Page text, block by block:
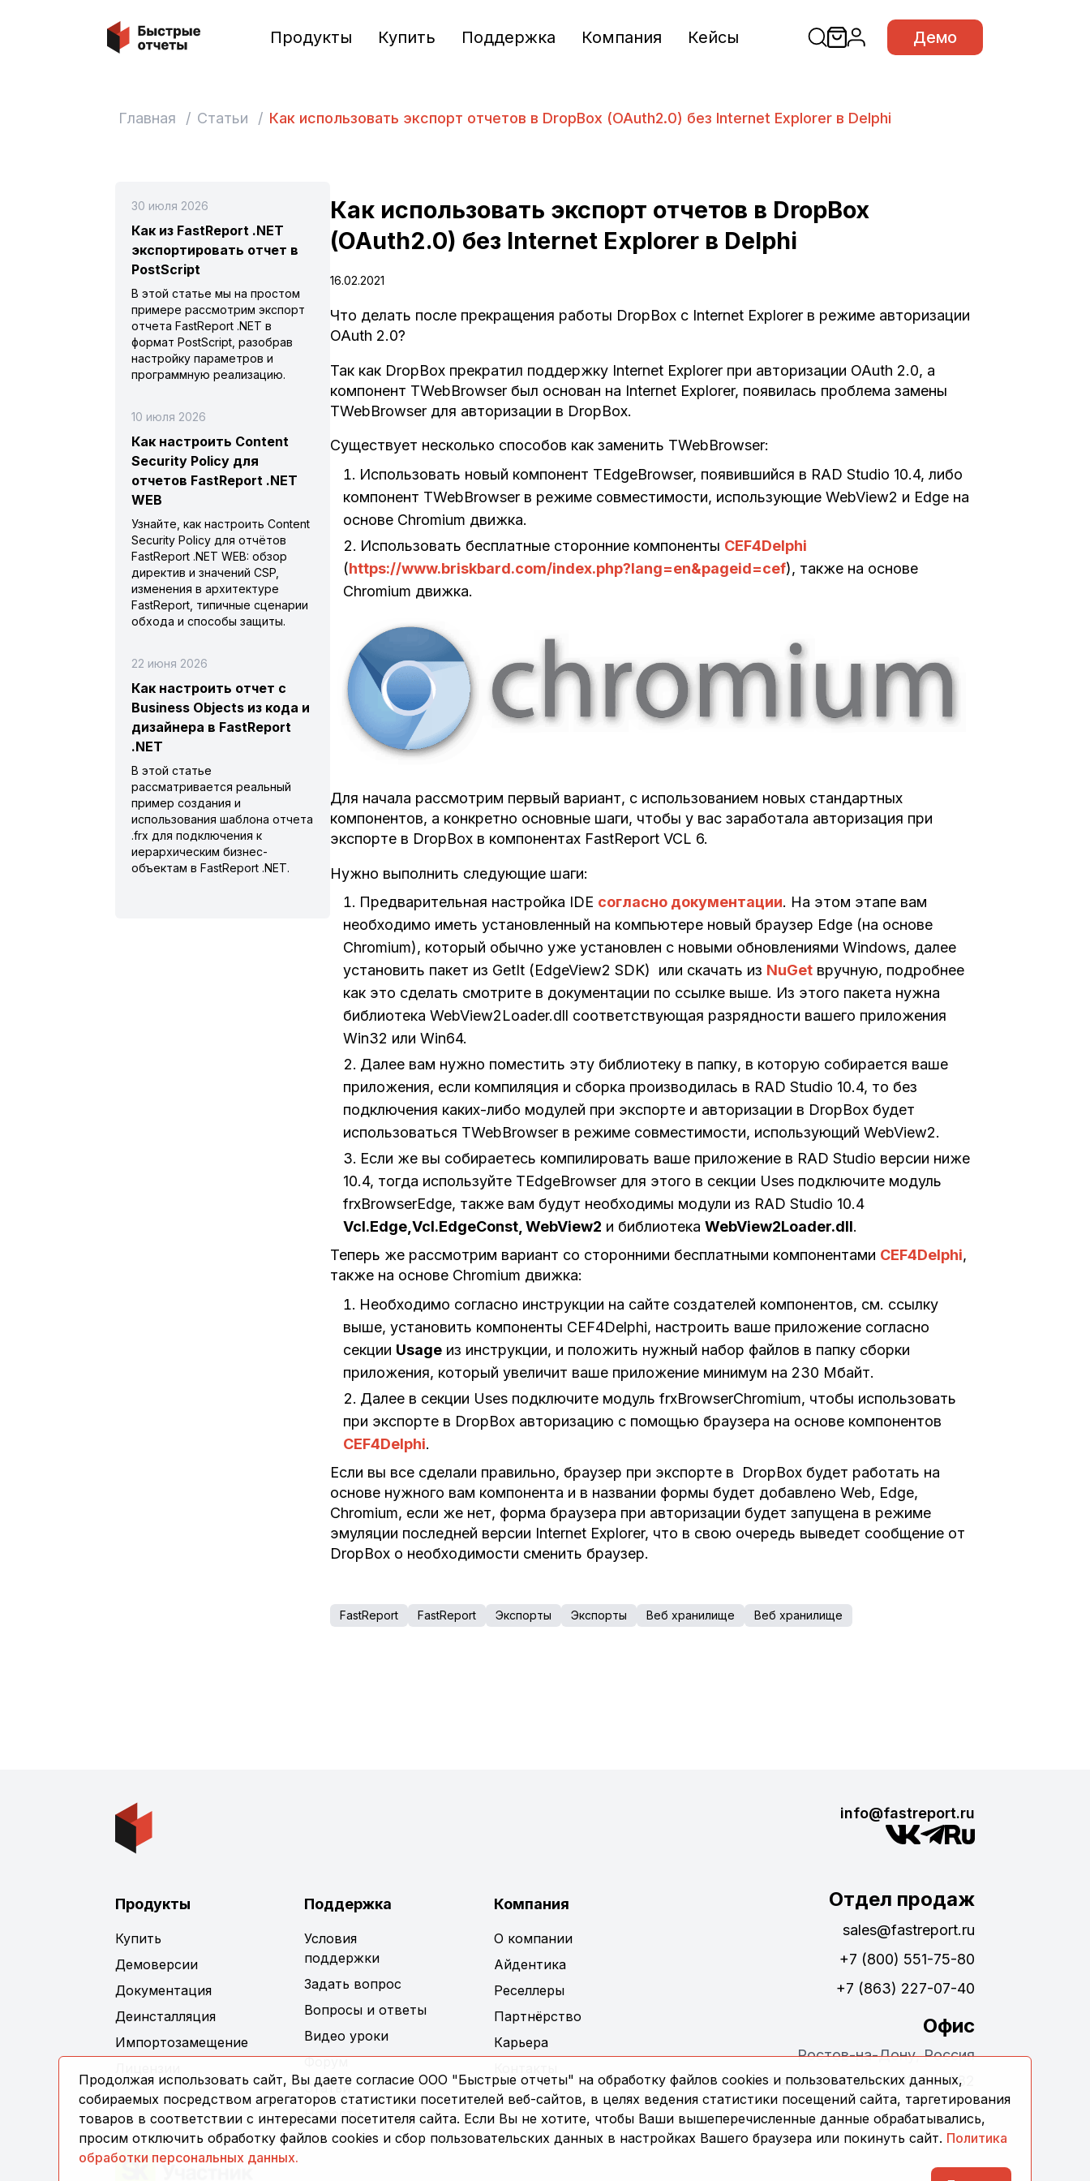
Быстрые отчеты Продукты Купить Поддержка Компания Кейсы Демо
Главная / Статьи / Как использовать экспорт отчетов в DropBox (OAuth2.0) без Internet Explorer в Delphi
Как использовать экспорт отчетов в DropBox
(OAuth2.0) без Internet Explorer в Delphi
16.02.2021
Что делать после прекращения работы DropBox с Internet Explorer в режиме авторизации
OAuth 2.0?
Так как DropBox прекратил поддержку Internet Explorer при авторизации OAuth 2.0, а
компонент TWebBrowser был основан на Internet Explorer, появилась проблема замены
TWebBrowser для авторизации в DropBox.
Существует несколько способов как заменить TWebBrowser:
Использовать новый компонент TEdgeBrowser, появившийся в RAD Studio 10.4, либо
компонент TWebBrowser в режиме совместимости, использующие WebView2 и Edge на
основе Chromium движка.
Использовать бесплатные сторонние компоненты CEF4Delphi
(https://www.briskbard.com/index.php?lang=en&pageid=cef), также на основе
Chromium движка.
Для начала рассмотрим первый вариант, с использованием новых стандартных
компонентов, а конкретно основные шаги, чтобы у вас заработала авторизация при
экспорте в DropBox в компонентах FastReport VCL 6.
Нужно выполнить следующие шаги:
Предварительная настройка IDE согласно документации. На этом этапе вам
необходимо иметь установленный на компьютере новый браузер Edge (на основе
Chromium), который обычно уже установлен с новыми обновлениями Windows, далее
установить пакет из GetIt (EdgeView2 SDK) или скачать из NuGet вручную, подробнее
как это сделать смотрите в документации по ссылке выше. Из этого пакета нужна
библиотека WebView2Loader.dll соответствующая разрядности вашего приложения
Win32 или Win64.
Далее вам нужно поместить эту библиотеку в папку, в которую собирается ваше
приложения, если компиляция и сборка производилась в RAD Studio 10.4, то без
подключения каких-либо модулей при экспорте и авторизации в DropBox будет
использоваться TWebBrowser в режиме совместимости, использующий WebView2.
Если же вы собираетесь компилировать ваше приложение в RAD Studio версии ниже
10.4, тогда используйте TEdgeBrowser для этого в секции Uses подключите модуль
frxBrowserEdge, также вам будут необходимы модули из RAD Studio 10.4
Vcl.Edge,Vcl.EdgeConst, WebView2 и библиотека WebView2Loader.dll.
Теперь же рассмотрим вариант со сторонними бесплатными компонентами CEF4Delphi,
также на основе Chromium движка:
Необходимо согласно инструкции на сайте создателей компонентов, см. ссылку
выше, установить компоненты CEF4Delphi, настроить ваше приложение согласно
секции Usage из инструкции, и положить нужный набор файлов в папку сборки
приложения, который увеличит ваше приложение минимум на 230 Мбайт.
Далее в секции Uses подключите модуль frxBrowserChromium, чтобы использовать
при экспорте в DropBox авторизацию с помощью браузера на основе компонентов
CEF4Delphi.
Если вы все сделали правильно, браузер при экспорте в DropBox будет работать на
основе нужного вам компонента и в названии формы будет добавлено Web, Edge,
Chromium, если же нет, форма браузера при авторизации будет запущена в режиме
эмуляции последней версии Internet Explorer, что в свою очередь выведет сообщение от
DropBox о необходимости сменить браузер.
FastReport FastReport Экспорты Экспорты Веб хранилище Веб хранилище
30 июля 2026
Как из FastReport .NET
экспортировать отчет в
PostScript
В этой статье мы на простом
примере рассмотрим экспорт
отчета FastReport .NET в
формат PostScript, разобрав
настройку параметров и
программную реализацию.
10 июля 2026
Как настроить Content
Security Policy для
отчетов FastReport .NET
WEB
Узнайте, как настроить Content
Security Policy для отчётов
FastReport .NET WEB: обзор
директив и значений CSP,
изменения в архитектуре
FastReport, типичные сценарии
обхода и способы защиты.
22 июня 2026
Как настроить отчет с
Business Objects из кода и
дизайнера в FastReport
.NET
В этой статье
рассматривается реальный
пример создания и
использования шаблона отчета
.frx для подключения к
иерархическим бизнес-
объектам в FastReport .NET.
info@fastreport.ru
Отдел продаж
sales@fastreport.ru
+7 (800) 551-75-80
+7 (863) 227-07-40
Офис
Ростов-на-Дону, Россия
ул. Обороны 24, офис 311, 344082
Продукты
Купить
Демоверсии
Документация
Деинсталляция
Импортозамещение
Поддержка
Условия
поддержки
Задать вопрос
Вопросы и ответы
Видео уроки
Форум
Статьи
Новости
Компания
О компании
Айдентика
Реселлеры
Партнёрство
Карьера
Продолжая использовать сайт, Вы даете согласие ООО "Быстрые отчеты" на обработку файлов cookies и пользовательских данных,
собираемых посредством агрегаторов статистики посетителей веб-сайтов, в целях ведения статистики посещений сайта, таргетирования
товаров в соответствии с интересами посетителя сайта. Если Вы не хотите, чтобы Ваши вышеперечисленные данные обрабатывались,
просим отключить обработку файлов cookies и сбор пользовательских данных в настройках Вашего браузера или покинуть сайт. Политика
обработки персональных данных.